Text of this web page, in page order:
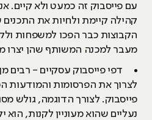
עם פייסבוק זה כמעט ולא קיים.
קהילה קיימת ולחיות את
הקבוצות כבר הפכו למשפחות
מעבר למכנה המשותף שהן יצרו
דפי פייסבוק עסקיים - רבים
לצרוך את הפרסומות והמודעות
פייסבוק. לצורך הדוגמה, גולש
נעליים שהוא מעוניין לקנות, הוא